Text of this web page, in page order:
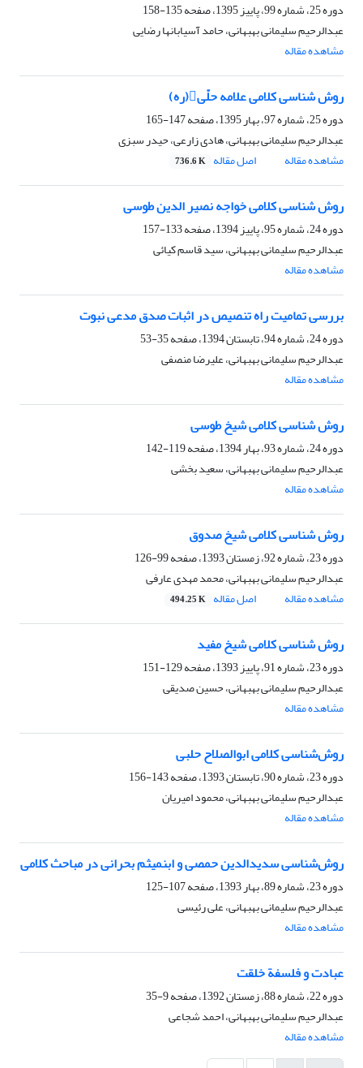
دوره 25، شماره 99، پاییز 1395، صفحه
135-158
عبدالرحیم سلیمانی بهبهانی، حامد آسیابانها رضایی
مشاهده مقاله
روش شناسی کلامی علامه حلّی(ره)
دوره 25، شماره 97، بهار 1395، صفحه
147-165
عبدالرحیم سلیمانی بهبهانی، هادی زارعی، حیدر سبزی
مشاهده مقاله
اصل مقاله 736.6 K
روش شناسی کلامی خواجه نصیر الدین طوسی
دوره 24، شماره 95، پاییز 1394، صفحه
133-157
عبدالرحیم سلیمانی بهبهانی، سید قاسم کیائی
مشاهده مقاله
بررسی تمامیت راه تنصیص در اثبات صدق مدعی نبوت
دوره 24، شماره 94، تابستان 1394، صفحه
35-53
عبدالرحیم سلیمانی بهبهانی، علیرضا منصفی
مشاهده مقاله
روش شناسی کلامی شیخ طوسی
دوره 24، شماره 93، بهار 1394، صفحه
119-142
عبدالرحیم سلیمانی بهبهانی، سعید بخشی
مشاهده مقاله
روش شناسی کلامی شیخ صدوق
دوره 23، شماره 92، زمستان 1393، صفحه
99-126
عبدالرحیم سلیمانی بهبهانی، محمد مهدی عارفی
مشاهده مقاله
اصل مقاله 494.25 K
روش ‎شناسی کلامی شیخ مفید
دوره 23، شماره 91، پاییز 1393، صفحه
129-151
عبدالرحیم سلیمانی بهبهانی، حسین صدیقی
مشاهده مقاله
روش‌شناسی کلامی ابو‌الصلاح حلبی
دوره 23، شماره 90، تابستان 1393، صفحه
143-156
عبدالرحیم سلیمانی بهبهانی، محمود امیریان
مشاهده مقاله
روش‌شناسی سدیدالدین حمصی و ابن‏میثم بحرانی در مباحث کلامی
دوره 23، شماره 89، بهار 1393، صفحه
107-125
عبدالرحیم سلیمانی بهبهانی، علی رئیسی
مشاهده مقاله
عبادت و فلسفة خلقت
دوره 22، شماره 88، زمستان 1392، صفحه
9-35
عبدالرحیم سلیمانی بهبهانی، احمد شجاعی
مشاهده مقاله